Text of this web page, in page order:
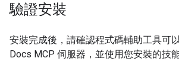
驗證安裝
安裝完成後，請確認程式碼輔助工具可
Docs MCP 伺服器，並使用您安裝的技能